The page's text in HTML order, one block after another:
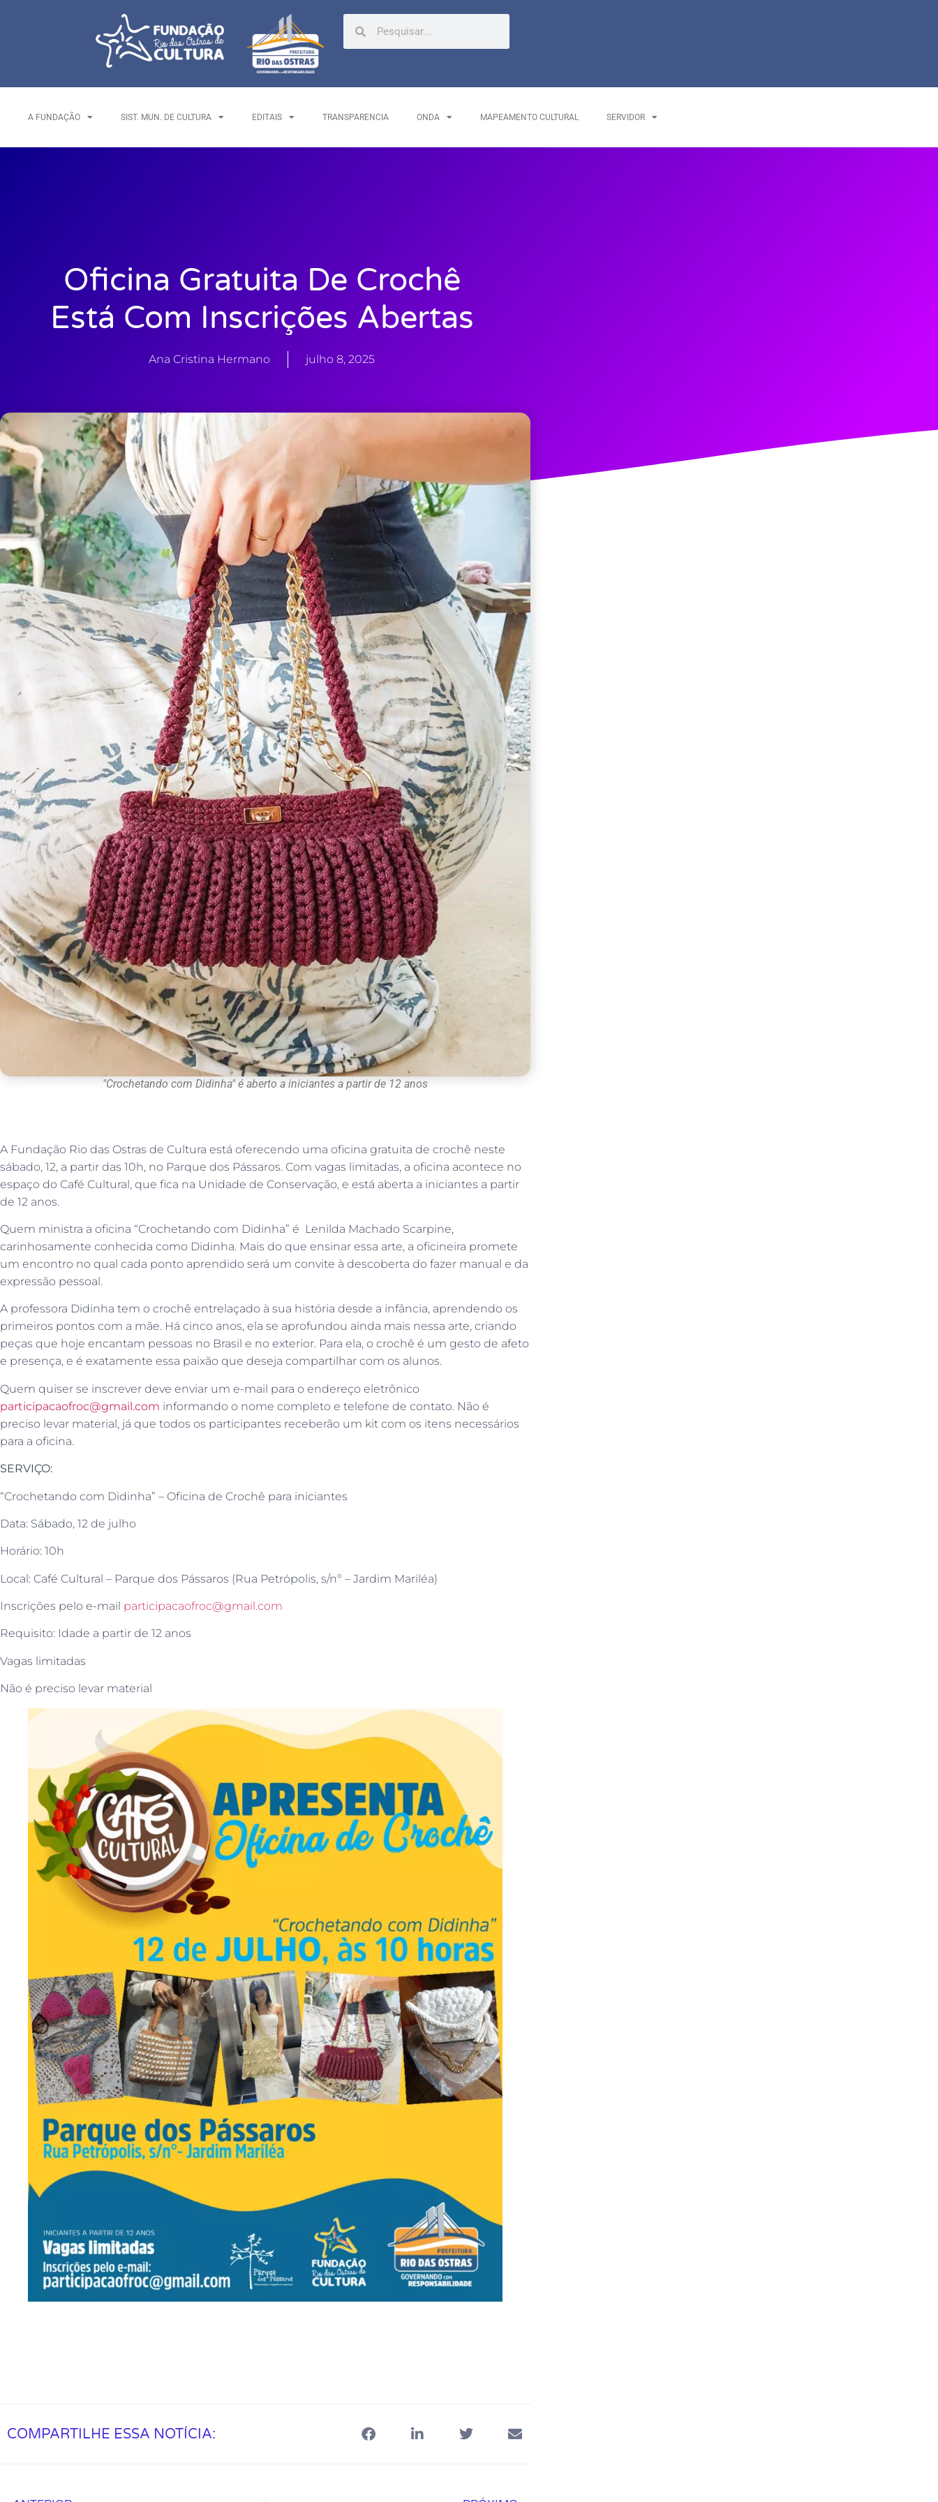
A FUNDAÇÃO SIST. MUN. DE CULTURA EDITAIS TRANSPARENCIA ONDA MAPEAMENTO CULTURAL SERVIDOR
Oficina Gratuita De Crochê
Está Com Inscrições Abertas
Ana Cristina Hermano julho 8, 2025
"Crochetando com Didinha" é aberto a iniciantes a partir de 12 anos
A Fundação Rio das Ostras de Cultura está oferecendo uma oficina gratuita de crochê neste
sábado, 12, a partir das 10h, no Parque dos Pássaros. Com vagas limitadas, a oficina acontece no
espaço do Café Cultural, que fica na Unidade de Conservação, e está aberta a iniciantes a partir
de 12 anos.
Quem ministra a oficina “Crochetando com Didinha” é Lenilda Machado Scarpine,
carinhosamente conhecida como Didinha. Mais do que ensinar essa arte, a oficineira promete
um encontro no qual cada ponto aprendido será um convite à descoberta do fazer manual e da
expressão pessoal.
A professora Didinha tem o crochê entrelaçado à sua história desde a infância, aprendendo os
primeiros pontos com a mãe. Há cinco anos, ela se aprofundou ainda mais nessa arte, criando
peças que hoje encantam pessoas no Brasil e no exterior. Para ela, o crochê é um gesto de afeto
e presença, e é exatamente essa paixão que deseja compartilhar com os alunos.
Quem quiser se inscrever deve enviar um e-mail para o endereço eletrônico
participacaofroc@gmail.com informando o nome completo e telefone de contato. Não é
preciso levar material, já que todos os participantes receberão um kit com os itens necessários
para a oficina.
SERVIÇO:
“Crochetando com Didinha” – Oficina de Crochê para iniciantes
Data: Sábado, 12 de julho
Horário: 10h
Local: Café Cultural – Parque dos Pássaros (Rua Petrópolis, s/nº – Jardim Mariléa)
Inscrições pelo e-mail participacaofroc@gmail.com
Requisito: Idade a partir de 12 anos
Vagas limitadas
Não é preciso levar material
COMPARTILHE ESSA NOTÍCIA: